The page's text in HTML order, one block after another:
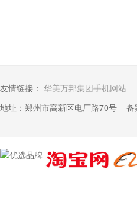
友情链接： 华美万邦集团手机网站
地址：郑州市高新区电厂路70号 备